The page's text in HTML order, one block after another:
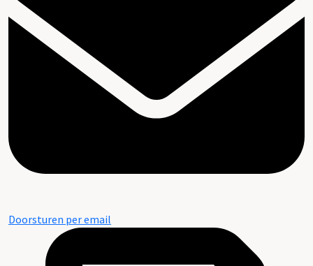
Doorsturen per email